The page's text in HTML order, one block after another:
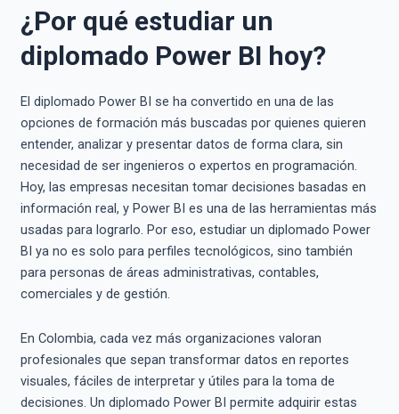
¿Por qué estudiar un
diplomado Power BI hoy?
El diplomado Power BI se ha convertido en una de las
opciones de formación más buscadas por quienes quieren
entender, analizar y presentar datos de forma clara, sin
necesidad de ser ingenieros o expertos en programación.
Hoy, las empresas necesitan tomar decisiones basadas en
información real, y Power BI es una de las herramientas más
usadas para lograrlo. Por eso, estudiar un diplomado Power
BI ya no es solo para perfiles tecnológicos, sino también
para personas de áreas administrativas, contables,
comerciales y de gestión.
En Colombia, cada vez más organizaciones valoran
profesionales que sepan transformar datos en reportes
visuales, fáciles de interpretar y útiles para la toma de
decisiones. Un diplomado Power BI permite adquirir estas